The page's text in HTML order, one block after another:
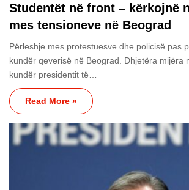
Studentët në front – kërkojnë
mes tensioneve në Beograd
Përleshje mes protestuesve dhe policisë pas
kundër qeverisë në Beograd. Dhjetëra mijëra
kundër presidentit të…
Read More »